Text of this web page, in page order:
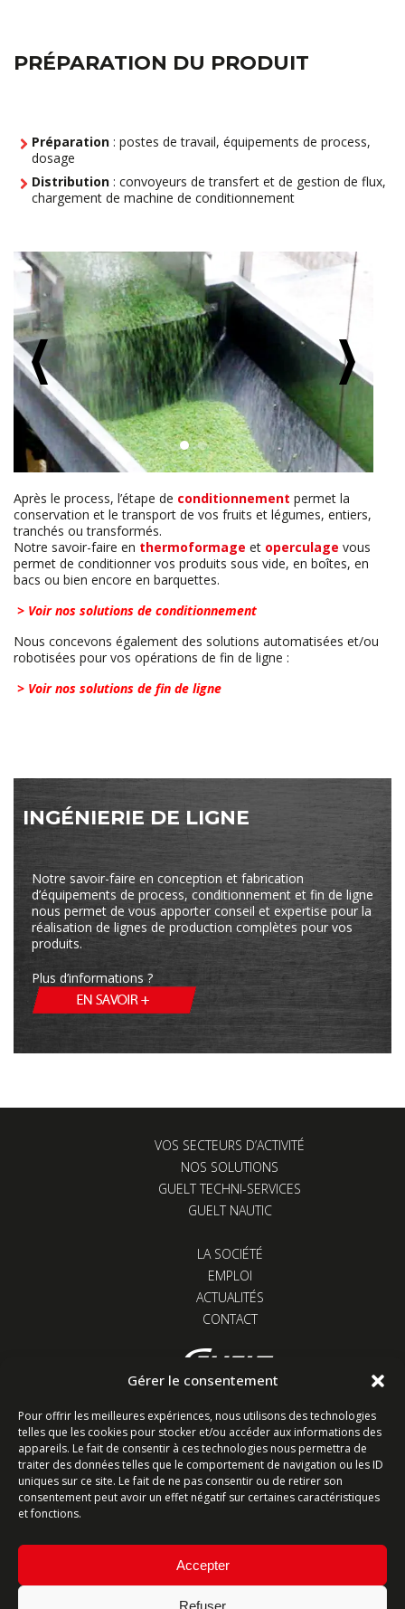
Gérer le consentement
Pour offrir les meilleures expériences, nous utilisons des technologies
telles que les cookies pour stocker et/ou accéder aux informations des
appareils. Le fait de consentir à ces technologies nous permettra de
traiter des données telles que le comportement de navigation ou les ID
uniques sur ce site. Le fait de ne pas consentir ou de retirer son
consentement peut avoir un effet négatif sur certaines caractéristiques
et fonctions.
Accepter
Refuser
PRÉPARATION DU PRODUIT
Préparation : postes de travail, équipements de process,
dosage
Distribution : convoyeurs de transfert et de gestion de flux,
chargement de machine de conditionnement
Après le process, l’étape de conditionnement permet la
conservation et le transport de vos fruits et légumes, entiers,
tranchés ou transformés.
Notre savoir-faire en thermoformage et operculage vous
permet de conditionner vos produits sous vide, en boîtes, en
bacs ou bien encore en barquettes.
> Voir nos solutions de conditionnement
Nous concevons également des solutions automatisées et/ou
robotisées pour vos opérations de fin de ligne :
> Voir nos solutions de fin de ligne
INGÉNIERIE DE LIGNE
Notre savoir-faire en conception et fabrication
d’équipements de process, conditionnement et fin de ligne
nous permet de vous apporter conseil et expertise pour la
réalisation de lignes de production complètes pour vos
produits.
Plus d’informations ?
VOS SECTEURS D’ACTIVITÉ
NOS SOLUTIONS
GUELT TECHNI-SERVICES
GUELT NAUTIC
LA SOCIÉTÉ
EMPLOI
ACTUALITÉS
CONTACT
Z.I. Kervidanou 1 - 29300 Quimperlé - France
Restons connectés
Ligne commerciale : +33 (0)2 98 96 20 20
Lundi-Vendredi 8h-12h & 13h15-17h15 | Samedi 8h-